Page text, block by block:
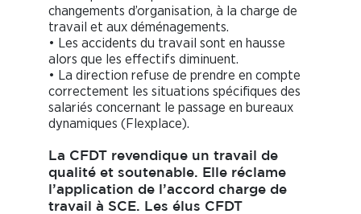
changements d’organisation, à la charge de
travail et aux déménagements.
• Les accidents du travail sont en hausse
alors que les effectifs diminuent.
• La direction refuse de prendre en compte
correctement les situations spécifiques des
salariés concernant le passage en bureaux
dynamiques (Flexplace).
La CFDT revendique un travail de
qualité et soutenable. Elle réclame
l’application de l’accord charge de
travail à SCE. Les élus CFDT